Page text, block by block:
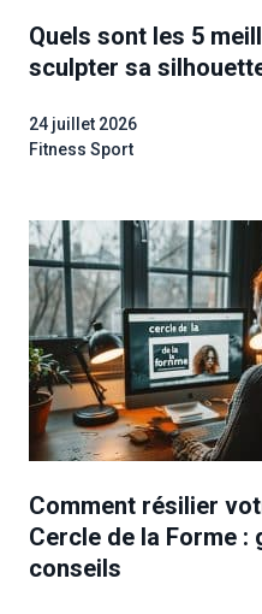
Quels sont les 5
sculpter sa
24 juillet 2026
Fitness Sport
Comment résilier
Cercle de la Forme :
conseils